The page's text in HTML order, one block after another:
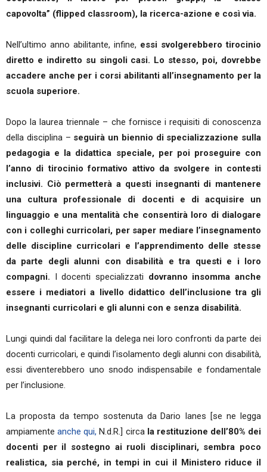
capovolta” (flipped classroom), la ricerca-azione e così via.
Nell’ultimo anno abilitante, infine, essi svolgerebbero tirocinio
diretto e indiretto su singoli casi. Lo stesso, poi, dovrebbe
accadere anche per i corsi abilitanti all’insegnamento per la
scuola superiore.
Dopo la laurea triennale – che fornisce i requisiti di conoscenza
della disciplina – seguirà un biennio di specializzazione sulla
pedagogia e la didattica speciale, per poi proseguire con
l’anno di tirocinio formativo attivo da svolgere in contesti
inclusivi. Ciò permetterà a questi insegnanti di mantenere
una cultura professionale di docenti e di acquisire un
linguaggio e una mentalità che consentirà loro di dialogare
con i colleghi curricolari, per saper mediare l’insegnamento
delle discipline curricolari e l’apprendimento delle stesse
da parte degli alunni con disabilità e tra questi e i loro
compagni. I docenti specializzati dovranno insomma anche
essere i mediatori a livello didattico dell’inclusione tra gli
insegnanti curricolari e gli alunni con e senza disabilità.
Lungi quindi dal facilitare la delega nei loro confronti da parte dei
docenti curricolari, e quindi l’isolamento degli alunni con disabilità,
essi diventerebbero uno snodo indispensabile e fondamentale
per l’inclusione.
La proposta da tempo sostenuta da Dario Ianes [se ne legga
ampiamenteanche qui, N.d.R.] circa la restituzione dell’80% dei
docenti per il sostegno ai ruoli disciplinari, sembra poco
realistica, sia perché, in tempi in cui il Ministero riduce il